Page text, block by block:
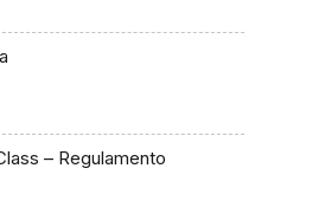
– Regulamento